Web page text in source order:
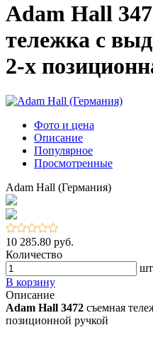
Adam Hall
тележка с
2-х
Фото и цена
Описание
Популярное
Просмотренные
Adam Hall (Германия)
10 285.80 руб.
Количество
шт
В корзину
Описание
Adam Hall 3472 съемная
позиционной ручкой